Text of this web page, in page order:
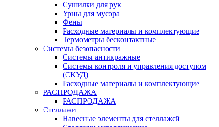
Сушилки для рук
Урны для мусора
Фены
Расходные материалы и комплектующие
Термометры бесконтактные
Системы безопасности
Системы антикражные
Системы контроля и управления доступом
(СКУД)
Расходные материалы и комплектующие
РАСПРОДАЖА
РАСПРОДАЖА
Стеллажи
Навесные элементы для стеллажей